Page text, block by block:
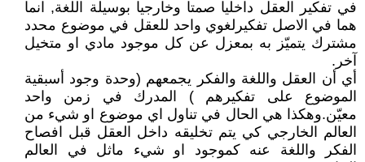
في تفكير العقل داخليا صمتا وخارجيا بوسيلة اللغة, انما
هما في الاصل تفكيرلغوي واحد للعقل في موضوع محدد
مشترك يتميّز به بمعزل عن كل موجود مادي او متخيل
آخر.
أي أن العقل واللغة والفكر يجمعهم (وحدة وجود أسبقية
الموضوع على تفكيرهم ) المدرك في زمن واحد
معيّن.وهكذا هي الحال في تناول اي موضوع او شيء من
العالم الخارجي كي يتم تخليقه داخل العقل قبل افصاح
الفكر واللغة عنه كموجود او شيء ماثل في العالم